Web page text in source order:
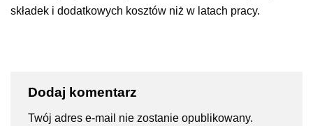
składek i dodatkowych kosztów niż w latach pracy.
Dodaj komentarz
Twój adres e-mail nie zostanie opublikowany.